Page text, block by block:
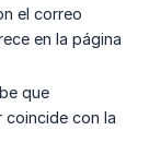
el correo
en la página
que
con la